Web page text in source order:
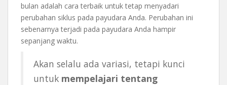
bulan adalah cara terbaik untuk tetap menyadari
perubahan siklus pada payudara Anda. Perubahan ini
sebenarnya terjadi pada payudara Anda hampir
sepanjang waktu.
Akan selalu ada variasi, tetapi kunci
untuk mempelajari tentang